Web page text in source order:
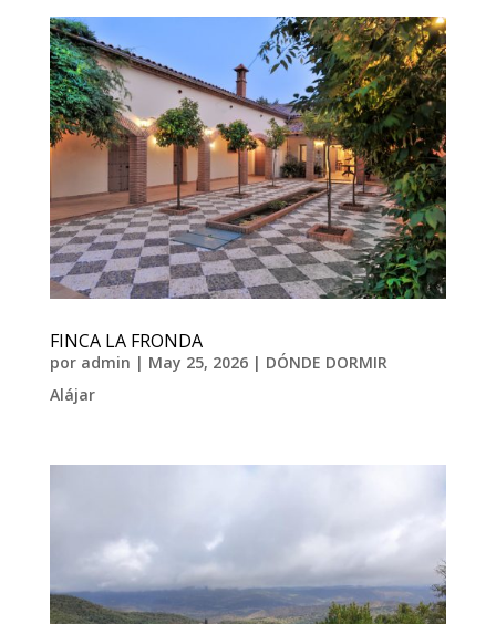
FINCA LA FRONDA
por admin | May 25, 2026| DÓNDE DORMIR
Alájar